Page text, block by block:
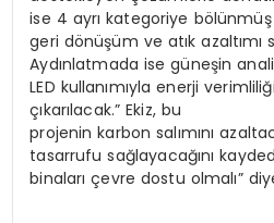
ise 4 ayrı kategoriye
geri dönüşüm ve atık azaltımı
Aydınlatmada ise güneşin
LED kullanımıyla enerji
çıkarılacak.” Ekiz, bu
projenin karbon salımını
tasarrufu sağlayacağını
binaları çevre dostu olmalı”